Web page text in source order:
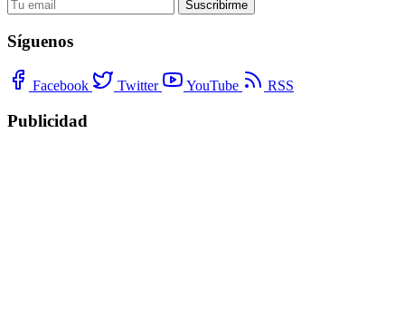
Suscribirme
Síguenos
Facebook Twitter YouTube RSS
Publicidad